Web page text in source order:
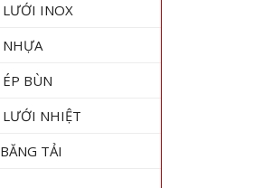
LƯỚI INOX
NHỰA
BÙN
LƯỚI NHIỆT
TẢI